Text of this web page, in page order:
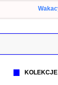
KOLEKCJE